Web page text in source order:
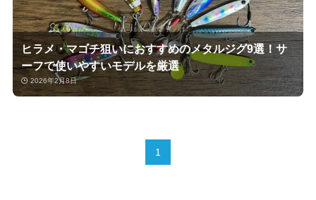
ヒラメ・マゴチ狙いにおすすめのメタルジグ9選！サ
ーフで使いやすいモデルを厳選
2026年2月8日
1